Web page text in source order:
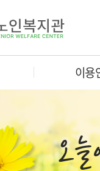
이용